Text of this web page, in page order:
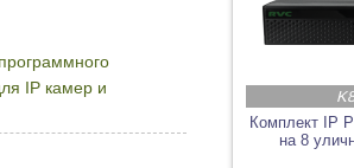
Комплект IP
на 8
IP камер и